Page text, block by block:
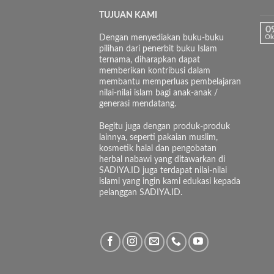
TUJUAN KAMI
Dengan menyediakan buku-buku
pilihan dari penerbit buku Islam
ternama, diharapkan dapat
memberikan kontribusi dalam
membantu memperluas pembelajaran
nilai-nilai islam bagi anak-anak /
generasi mendatang.
Begitu juga dengan produk-produk
lainnya, seperti pakaian muslim,
kosmetik halal dan pengobatan
herbal nabawi yang ditawarkan di
SADIYA.ID juga terdapat nilai-nilai
islami yang ingin kami edukasi kepada
pelanggan SADIYA.ID.